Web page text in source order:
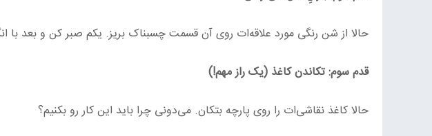
حالا از شن رنگی مورد علاقه‌ات روی آن قسمت چسبناک بریز. یکم صبر کن و بعد با
قدم سوم: تکاندن کاغذ (یک راز مهم!)
حالا کاغذ نقاشی‌ات را روی پارچه بتکان. می‌دونی چرا باید این کار رو بکنیم؟